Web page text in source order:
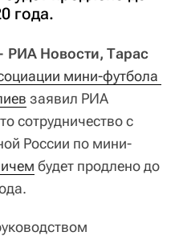
года.
Новости, Тарас
мини-футбола
заявил РИА
сотрудничество с
России по мини-
будет продлено до